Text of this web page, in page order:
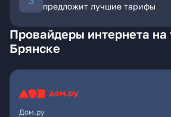
предложит лучшие тарифы
Провайдеры интернета
Брянске
Дом.ру